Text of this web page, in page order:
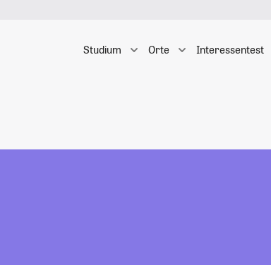
Studium Orte Interessentest